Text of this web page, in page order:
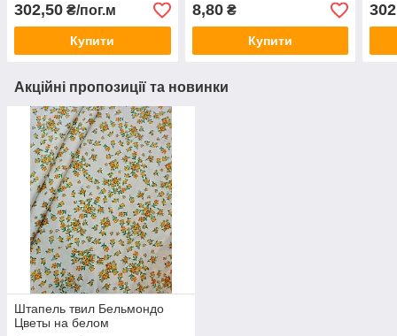
302,50 ₴/пог.м
Купити
8,80₴
Купити
Акційні пропозиції та новинки
Штапель твил Бельмондо
Цветы на белом